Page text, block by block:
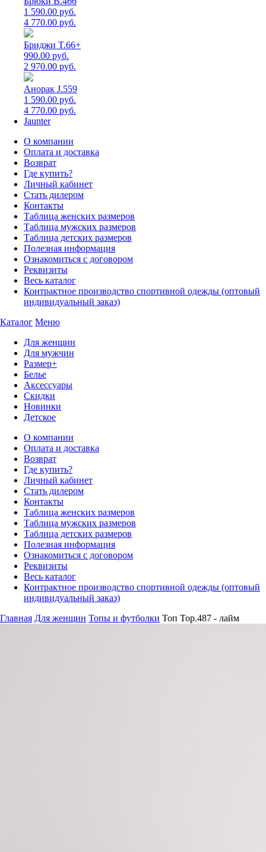
1 590.00 руб.
4 770.00 руб.
Бриджи T.66+
990.00 руб.
2 970.00 руб.
Анорак J.559
1 590.00 руб.
4 770.00 руб.
Jaunter
О компании
Оплата и доставка
Возврат
Где купить?
Личный кабинет
Стать дилером
Контакты
Таблица женских размеров
Таблица мужских размеров
Таблица детских размеров
Полезная информация
Ознакомиться с договором
Реквизиты
Весь каталог
Контрактное производство спортивной одежды (оптовый
индивидуальный заказ)
Каталог Меню
Для женщин
Для мужчин
Размер+
Белье
Аксессуары
Скидки
Новинки
Детское
О компании
Оплата и доставка
Возврат
Где купить?
Личный кабинет
Стать дилером
Контакты
Таблица женских размеров
Таблица мужских размеров
Таблица детских размеров
Полезная информация
Ознакомиться с договором
Реквизиты
Весь каталог
Контрактное производство спортивной одежды (оптовый
индивидуальный заказ)
Главная Для женщин Топы и футболки Топ Top.487 - лайм